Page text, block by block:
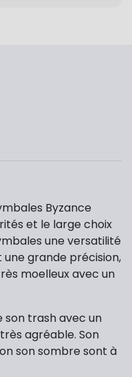
Byzance
et le large choix
une versatilité
grande précision,
moelleux avec un
son trash avec un
agréable. Son
son sombre sont à